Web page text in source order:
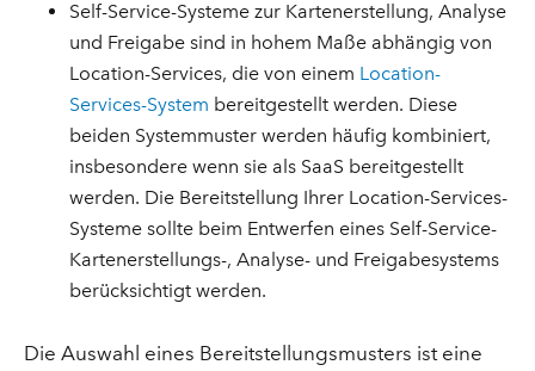
Self-Service-Systeme zur Kartenerstellung, Analyse
und Freigabe sind in hohem Maße abhängig von
Location-Services, die von einem Location-
Services-System bereitgestellt werden. Diese
beiden Systemmuster werden häufig kombiniert,
insbesondere wenn sie als SaaS bereitgestellt
werden. Die Bereitstellung Ihrer Location-Services-
Systeme sollte beim Entwerfen eines Self-Service-
Kartenerstellungs-, Analyse- und Freigabesystems
berücksichtigt werden.
Die Auswahl eines Bereitstellungsmusters ist eine